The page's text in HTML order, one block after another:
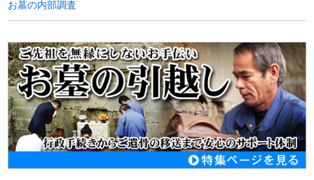
お墓の内部調査